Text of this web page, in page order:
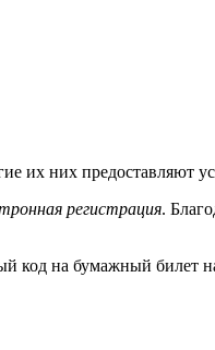
их них предоставляют
регистрация.
код на бумажный билет